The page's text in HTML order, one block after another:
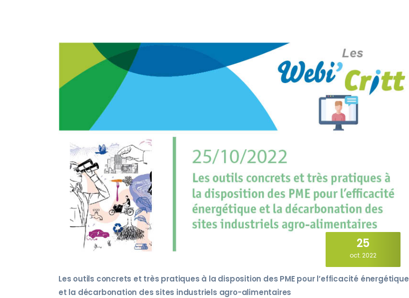
25
oct. 2022
Les outils concrets et très pratiques à la disposition des PME pour l’efficacité énergétique
et la décarbonation des sites industriels agro-alimentaires